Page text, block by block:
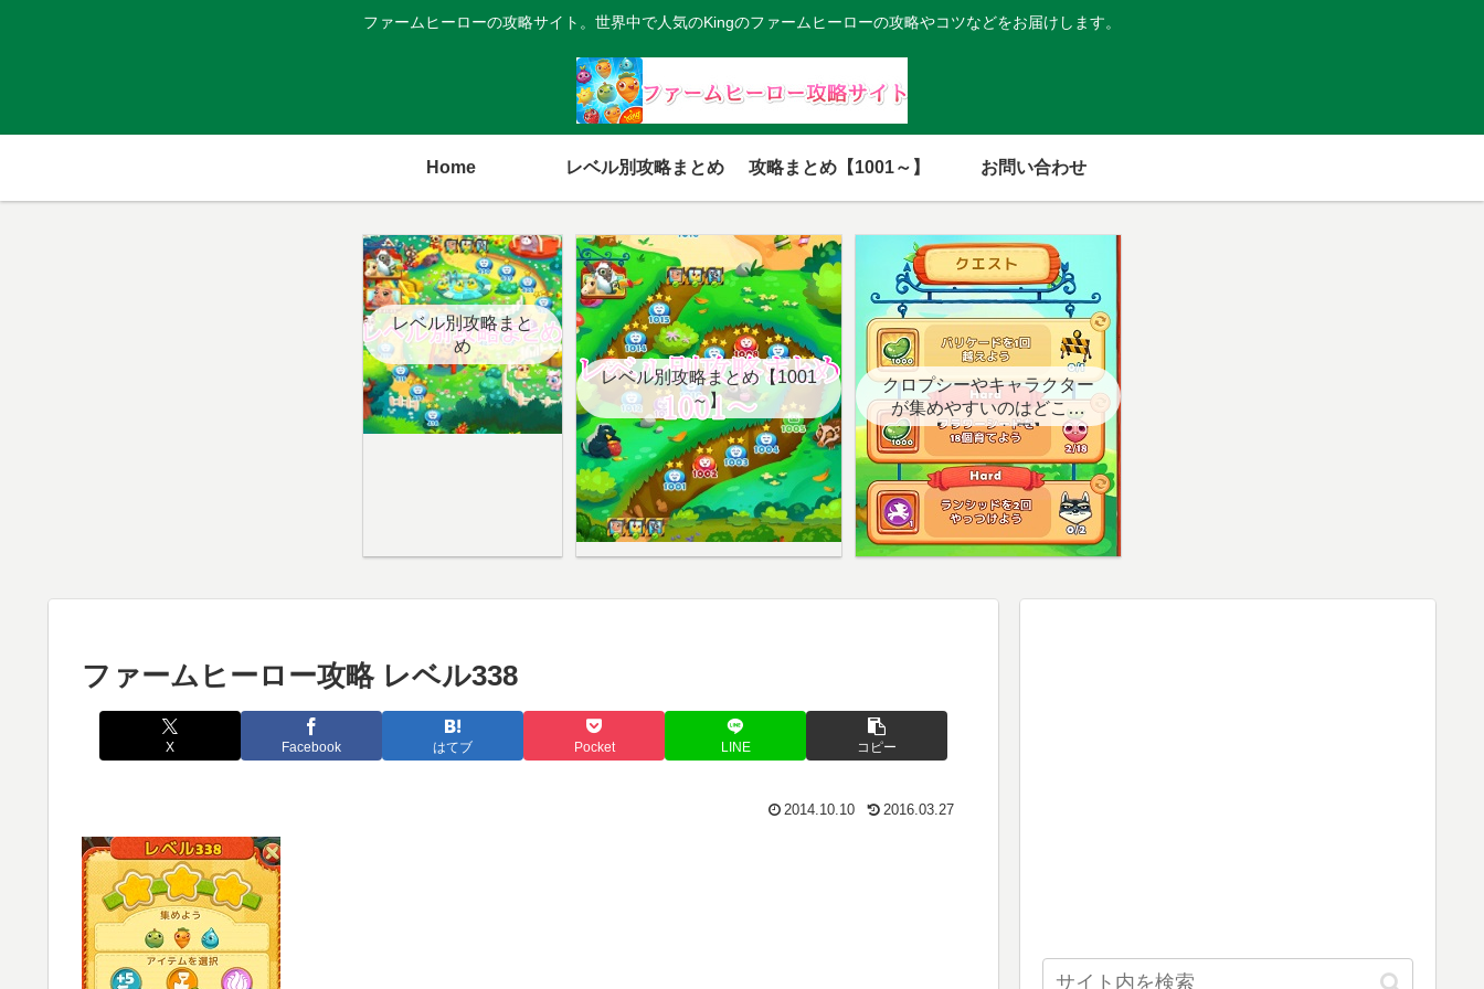
ファームヒーローの攻略サイト。世界中で人気のKingのファームヒーローの攻略やコツなどをお届けします。
Home レベル別攻略まとめ 攻略まとめ【1001～】 お問い合わせ
レベル別攻略まと
め
レベル別攻略まとめ【1001
～】
クロプシーやキャラクター
が集めやすいのはどこ？
【クエスト用】
ファームヒーロー攻略 レベル338
X Facebook はてブ Pocket LINE コピー
2014.10.10 2016.03.27